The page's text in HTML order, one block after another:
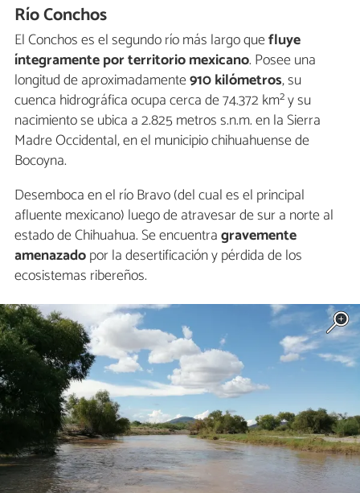
Río Conchos
El Conchos es el segundo río más largo quefluye
íntegramente por territorio mexicano. Posee una
longitud de aproximadamente910 kilómetros, su
cuenca hidrográfica ocupa cerca de 74.372 km² y su
nacimiento se ubica a 2.825 metros s.n.m. en la Sierra
Madre Occidental, en el municipio chihuahuense de
Bocoyna.
Desemboca en el río Bravo (del cual es el principal
afluente mexicano) luego de atravesar de sur a norte al
estado de Chihuahua. Se encuentragravemente
amenazadopor la desertificación y pérdida de los
ecosistemas ribereños.